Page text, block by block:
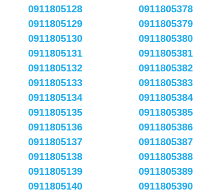
0911805128
0911805129
0911805130
0911805131
0911805132
0911805133
0911805134
0911805135
0911805136
0911805137
0911805138
0911805139
0911805140
0911805378
0911805379
0911805380
0911805381
0911805382
0911805383
0911805384
0911805385
0911805386
0911805387
0911805388
0911805389
0911805390